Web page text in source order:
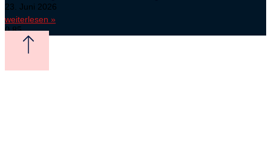
23. Juni 2026
weiterlesen »